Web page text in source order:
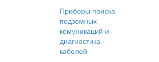
Приборы поиска
подземных
комуникаций и
диагностика
кабелей